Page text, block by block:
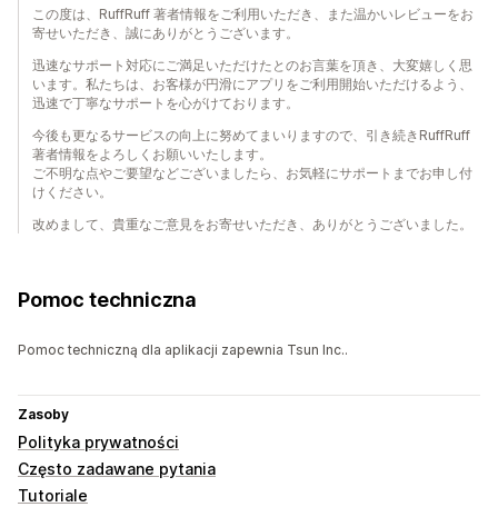
この度は、RuffRuff 著者情報をご利用いただき、また温かいレビューをお
寄せいただき、誠にありがとうございます。
迅速なサポート対応にご満足いただけたとのお言葉を頂き、大変嬉しく思
います。私たちは、お客様が円滑にアプリをご利用開始いただけるよう、
迅速で丁寧なサポートを心がけております。
今後も更なるサービスの向上に努めてまいりますので、引き続きRuffRuff
著者情報をよろしくお願いいたします。
ご不明な点やご要望などございましたら、お気軽にサポートまでお申し付
けください。
改めまして、貴重なご意見をお寄せいただき、ありがとうございました。
Pomoc techniczna
Pomoc techniczną dla aplikacji zapewnia Tsun Inc..
Zasoby
Polityka prywatności
Często zadawane pytania
Tutoriale